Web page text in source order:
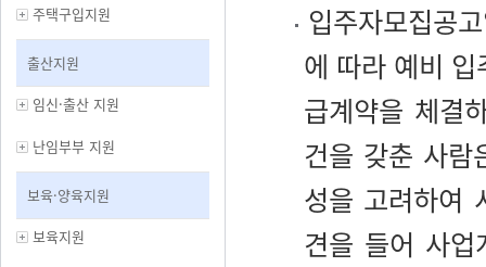
주택구입지원
출산지원
임신·출산 지원
난임부부 지원
보육·양육지원
보육지원
입주자모집공
에 따라 예비
급계약을 체결
건을 갖춘 사람
성을 고려하여
견을 들어 사